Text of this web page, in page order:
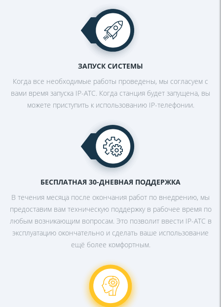
ЗАПУСК СИСТЕМЫ
Когда все необходимые работы проведены, мы согласуем с
вами время запуска IP-АТС. Когда станция будет запущена, вы
можете приступить киспользованию IP-телефонии.
БЕСПЛАТНАЯ 30-ДНЕВНАЯ ПОДДЕРЖКА
В течения месяца после окончания работ по внедрению, мы
предоставим вам техническую поддержку в рабочее время по
любым возникающим вопросам. Это позволит ввести IP-АТС в
эксплуатацию окончательно и сделать ваше использование
ещё более комфортным.